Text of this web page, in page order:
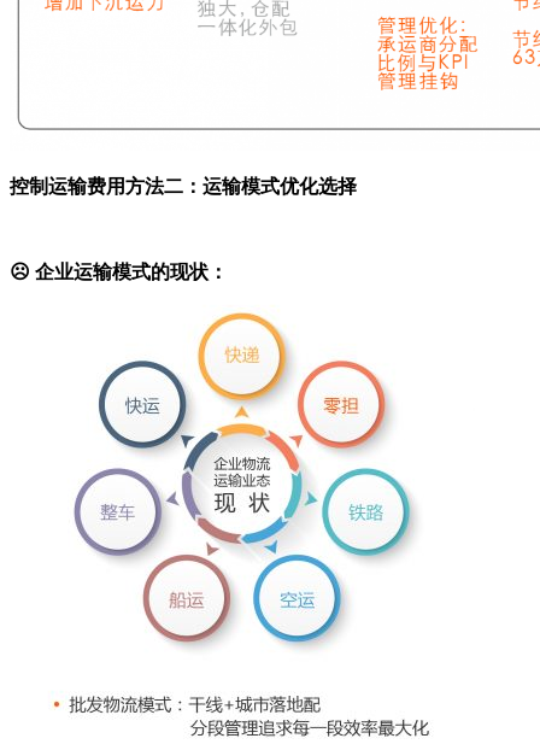
控制运输费用方法二：运输模式优化选择
☹ 企业运输模式的现状：